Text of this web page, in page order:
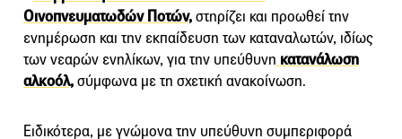
Οινοπνευματωδών Ποτών,στηρίζει και προωθεί την
ενημέρωση και την εκπαίδευση των καταναλωτών, ιδίως
των νεαρών ενηλίκων, για την υπεύθυνη κατανάλωση
αλκοόλ,σύμφωνα με τη σχετική ανακοίνωση.
Ειδικότερα, με γνώμονα την υπεύθυνη συμπεριφορά